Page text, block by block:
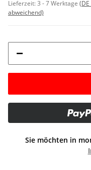
Lieferzeit:3 - 7 Werktage
abweichend)
Sie möchten in